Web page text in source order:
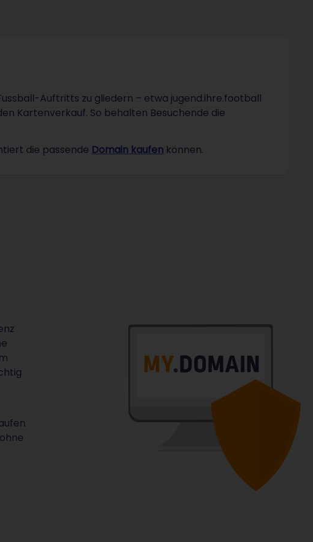
Auftritts zu gliedern – etwa jugend.ihre.football
Kartenverkauf. So behalten Besuchende die
die passende Domain kaufen können.